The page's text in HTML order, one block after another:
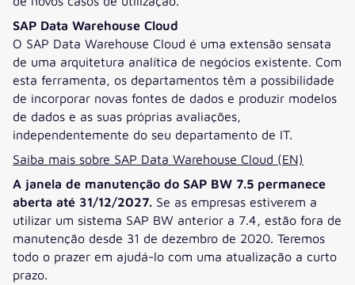
SAP Data Warehouse Cloud
O SAP Data Warehouse Cloud é uma extensão sensata
de uma arquitetura analítica de negócios existente. Com
esta ferramenta, os departamentos têm a possibilidade
de incorporar novas fontes de dados e produzir modelos
de dados e as suas próprias avaliações,
independentemente do seu departamento de IT.
Saiba mais sobre SAP Data Warehouse Cloud (EN)
A janela de manutenção do SAP BW 7.5 permanece
aberta até 31/12/2027. Se as empresas estiverem a
utilizar um sistema SAP BW anterior a 7.4, estão fora de
manutenção desde 31 de dezembro de 2020. Teremos
todo o prazer em ajudá-lo com uma atualização a curto
prazo.